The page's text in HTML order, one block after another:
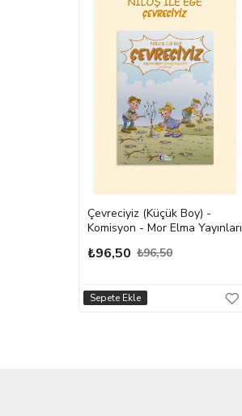
Çevreciyiz (Küçük Boy) -
Komisyon - Mor Elma Yayınları
₺96,50 ₺96,50
Sepete Ekle